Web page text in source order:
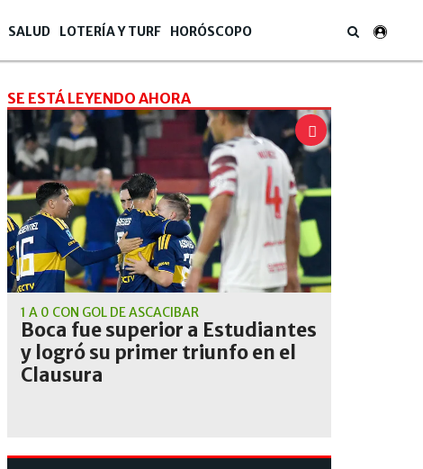
SALUD LOTERÍA Y TURF HORÓSCOPO
SE ESTÁ LEYENDO AHORA
1 A 0 CON GOL DE ASCACÍBAR
Boca fue superior a Estudiantes
y logró su primer triunfo en el
Clausura